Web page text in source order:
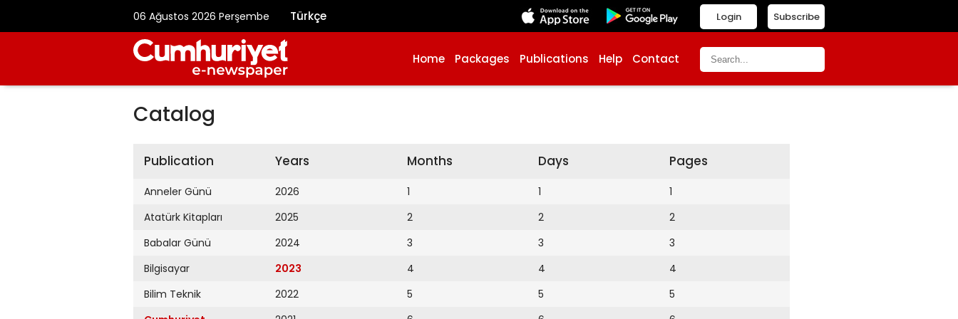
06 Ağustos 2026 Perşembe Türkçe Subscribe
Login
Home Packages Publications Help Contact
Catalog
Publication
Anneler Günü
Atatürk Kitapları
Babalar Günü
Bilgisayar
Bilim Teknik
Years
2026
2025
2024
2023
2022
Months
1
2
3
4
5
Days
1
2
3
4
5
Pages
1
2
3
4
5